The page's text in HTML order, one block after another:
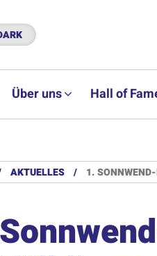
Über uns Hall of
AKTUELLES 1.